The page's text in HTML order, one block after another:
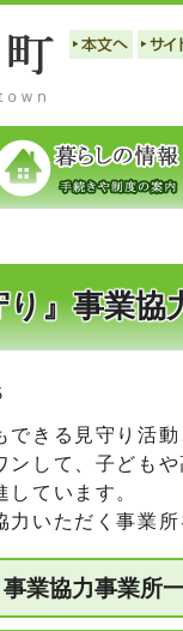
』事業協
きる見守り活
ンして、子ども
ています。
いただく事業所
事業協力事業所